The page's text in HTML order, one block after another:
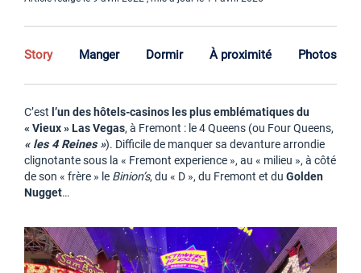
Story Manger Dormir À proximité Photos
C’est l’un des hôtels-casinos les plus emblématiques du
« Vieux » Las Vegas, à Fremont : le 4 Queens (ou Four Queens,
« les 4 Reines »). Difficile de manquer sa devanture arrondie
clignotante sous la « Fremont experience », au « milieu », à côté
de son « frère » le Binion’s, du « D », du Fremont et du Golden
Nugget…